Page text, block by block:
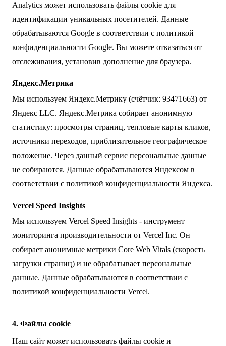
Analytics может использовать файлы cookie для
идентификации уникальных посетителей. Данные
обрабатываются Google в соответствии с политикой
конфиденциальности Google. Вы можете отказаться от
отслеживания, установив дополнение для браузера.
Яндекс.Метрика
Мы используем Яндекс.Метрику (счётчик: 93471663) от
Яндекс LLC. Яндекс.Метрика собирает анонимную
статистику: просмотры страниц, тепловые карты кликов,
источники переходов, приблизительное географическое
положение. Через данный сервис персональные данные
не собираются. Данные обрабатываются Яндексом в
соответствии с политикой конфиденциальности Яндекса.
Vercel Speed Insights
Мы используем Vercel Speed Insights - инструмент
мониторинга производительности от Vercel Inc. Он
собирает анонимные метрики Core Web Vitals (скорость
загрузки страниц) и не обрабатывает персональные
данные. Данные обрабатываются в соответствии с
политикой конфиденциальности Vercel.
4. Файлы cookie
Наш сайт может использовать файлы cookie и